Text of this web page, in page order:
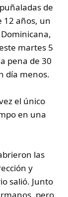
de
12 años, un
martes 5
pena de 30
día menos.
el único
en una
las
y
salió. Junto